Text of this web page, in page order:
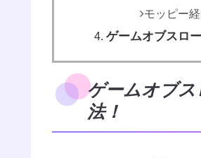
モッピー
ゲームオブスロ
ゲームオブ
法！